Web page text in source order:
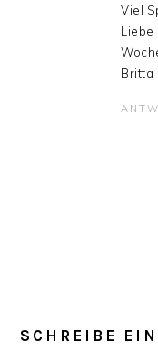
Viel
Liebe
Britta
SCHREIBE